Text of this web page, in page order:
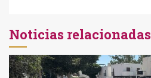
Noticias relacionadas